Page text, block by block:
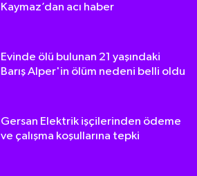
Kaymaz’dan acı haber
Evinde ölü bulunan 21 yaşındaki
Barış Alper'in ölüm nedeni belli oldu
Gersan Elektrik işçilerinden ödeme
ve çalışma koşullarına tepki